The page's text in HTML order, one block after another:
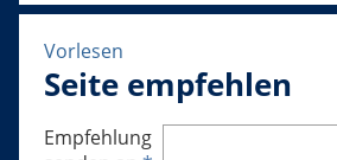
Vorlesen
Seite empfehlen
Empfehlung